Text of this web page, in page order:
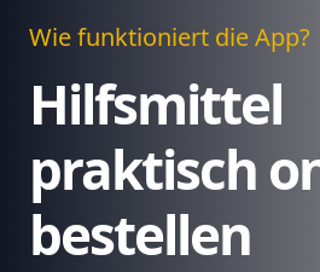
Wie funktioniert die App?
Hilfsmittel
praktisch
bestellen